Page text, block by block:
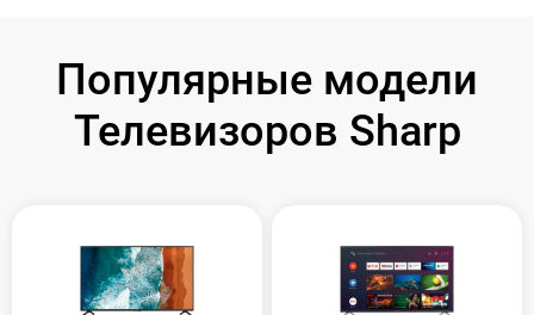
Популярные модели
Телевизоров Sharp